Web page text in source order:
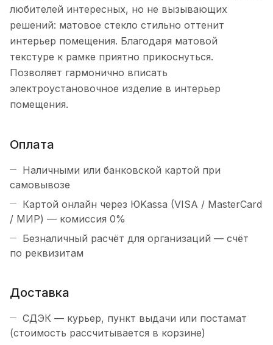
любителей интересных, но не вызывающих
решений: матовое стекло стильно оттенит
интерьер помещения. Благодаря матовой
текстуре к рамке приятно прикоснуться.
Позволяет гармонично вписать
электроустановочное изделие в интерьер
помещения.
Оплата
Наличными или банковской картой при
самовывозе
Картой онлайн через ЮKassa (VISA / MasterCard
/ МИР) — комиссия 0%
Безналичный расчёт для организаций — счёт
по реквизитам
Доставка
СДЭК — курьер, пункт выдачи или постамат
(стоимость рассчитывается в корзине)